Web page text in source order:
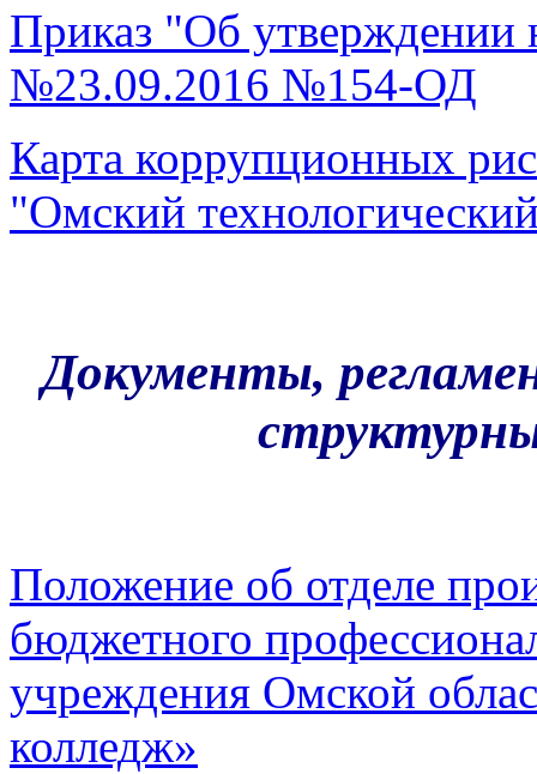
Приказ "Об утверждении
№23.09.2016 №154-ОД
Карта коррупционных
"Омский
Документы,
Положение об отделе
бюджетного
учреждения Омской
колледж»